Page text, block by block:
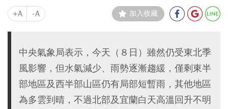
+A -A 加入收藏
中央氣象局表示，今天（８日）雖然仍受東北季
風影響，但水氣減少、雨勢逐漸趨緩，僅剩東半
部地區及西半部山區仍有局部短暫雨，其他地區
為多雲到晴，不過北部及宜蘭白天高溫回升不明